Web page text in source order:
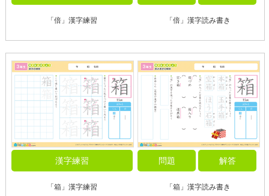
「倍」漢字練習 「倍」漢字読み書き
漢字練習
「箱」漢字練習
問題 解答
「箱」漢字読み書き